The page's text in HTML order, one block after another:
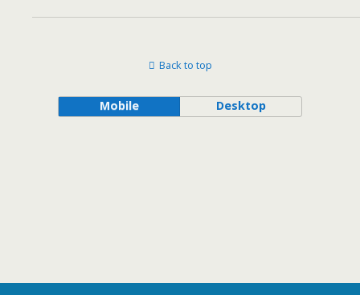
Back to top
Mobile Desktop